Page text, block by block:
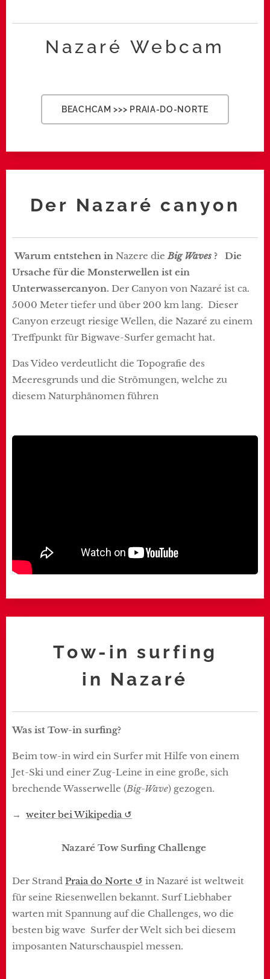
Nazaré Webcam
BEACHCAM >>> PRAIA-DO-NORTE
Der Nazaré canyon
Warum entstehen in Nazere dieBig Waves ? Die
Ursache für die Monsterwellen ist ein
Unterwassercanyon. Der Canyon von Nazaré ist ca.
5000 Meter tiefer und über 200 km lang. Dieser
Canyon erzeugt riesige Wellen, die Nazaré zu einem
Treffpunkt für Bigwave-Surfer gemacht hat.
Das Video verdeutlicht die Topografie des
Meeresgrunds und die Strömungen, welche zu
diesem Naturphänomen führen
Tow-in surfing
in Nazaré
Was ist Tow-in surfing?
Beim tow-in wird ein Surfer mit Hilfe von einem
Jet-Ski und einer Zug-Leine in eine große, sich
brechende Wasserwelle (Big-Wave) gezogen.
→ weiter bei Wikipedia ↺
Nazaré Tow Surfing Challenge
Der Strand Praia do Norte ↺ in Nazaré ist weltweit
für seine Riesenwellen bekannt. Surf Liebhaber
warten mit Spannung auf die Challenges, wo die
besten big wave Surfer der Welt sich bei diesem
imposanten Naturschauspiel messen.